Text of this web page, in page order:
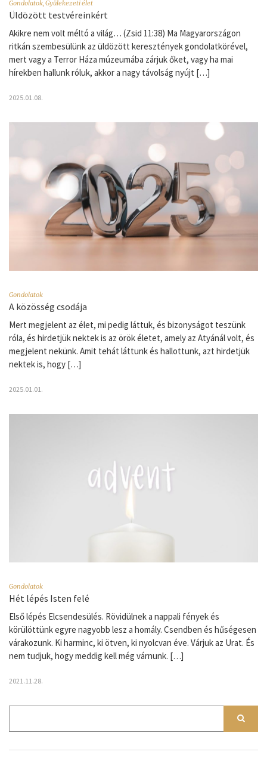
Gondolatok,Gyülekezeti élet
Üldözött testvéreinkért
Akikre nem volt méltó a világ… (Zsid 11:38) Ma Magyarországon
ritkán szembesülünk az üldözött keresztények gondolatkörével,
mert vagy a Terror Háza múzeumába zárjuk őket, vagy ha mai
hírekben hallunk róluk, akkor a nagy távolság nyújt […]
2025.01.08.
Gondolatok
A közösség csodája
Mert megjelent az élet, mi pedig láttuk, és bizonyságot teszünk
róla, és hirdetjük nektek is az örök életet, amely az Atyánál volt, és
megjelent nekünk. Amit tehát láttunk és hallottunk, azt hirdetjük
nektek is, hogy […]
2025.01.01.
Gondolatok
Hét lépés Isten felé
Első lépés Elcsendesülés. Rövidülnek a nappali fények és
körülöttünk egyre nagyobb lesz a homály. Csendben és hűségesen
várakozunk. Ki harminc, ki ötven, ki nyolcvan éve. Várjuk az Urat. És
nem tudjuk, hogy meddig kell még várnunk. […]
2021.11.28.